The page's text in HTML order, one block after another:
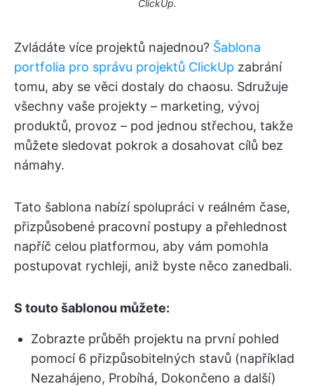
ClickUp.
Zvládáte více projektů najednou? Šablona
portfolia pro správu projektů ClickUp zabrání
tomu, aby se věci dostaly do chaosu. Sdružuje
všechny vaše projekty – marketing, vývoj
produktů, provoz – pod jednou střechou, takže
můžete sledovat pokrok a dosahovat cílů bez
námahy.
Tato šablona nabízí spolupráci v reálném čase,
přizpůsobené pracovní postupy a přehlednost
napříč celou platformou, aby vám pomohla
postupovat rychleji, aniž byste něco zanedbali.
S touto šablonou můžete:
Zobrazte průběh projektu na první pohled
pomocí 6 přizpůsobitelných stavů (například
Nezahájeno, Probíhá, Dokončeno a další)